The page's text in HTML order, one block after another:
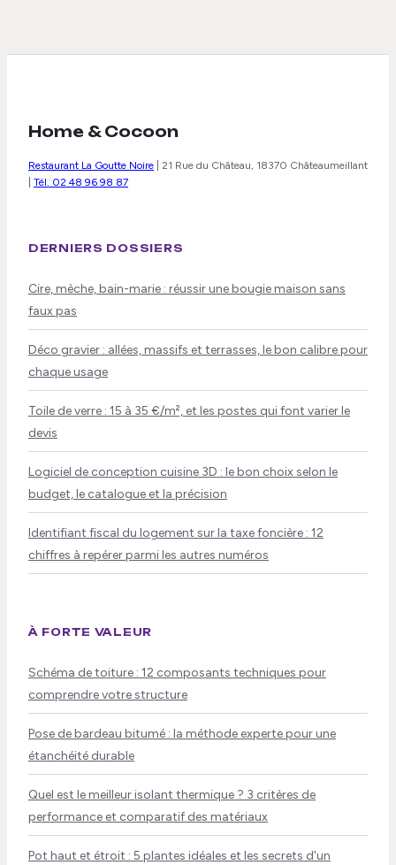
Home & Cocoon
Restaurant La Goutte Noire
21 Rue du Château, 18370 Châteaumeillant
Tél. 02 48 96 98 87
DERNIERS DOSSIERS
Cire, mèche, bain-marie : réussir une bougie maison sans
faux pas
Déco gravier : allées, massifs et terrasses, le bon calibre pour
chaque usage
Toile de verre : 15 à 35 €/m², et les postes qui font varier le
devis
Logiciel de conception cuisine 3D : le bon choix selon le
budget, le catalogue et la précision
Identifiant fiscal du logement sur la taxe foncière : 12
chiffres à repérer parmi les autres numéros
À FORTE VALEUR
Schéma de toiture : 12 composants techniques pour
comprendre votre structure
Pose de bardeau bitumé : la méthode experte pour une
étanchéité durable
Quel est le meilleur isolant thermique ? 3 critères de
performance et comparatif des matériaux
Pot haut et étroit : 5 plantes idéales et les secrets d'un